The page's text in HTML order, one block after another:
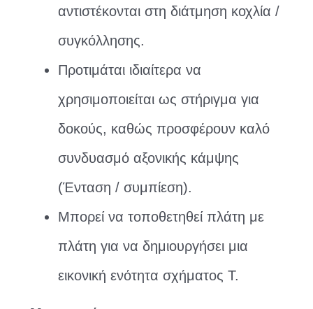
αντιστέκονται στη διάτμηση κοχλία /
συγκόλλησης.
Προτιμάται ιδιαίτερα να
χρησιμοποιείται ως στήριγμα για
δοκούς, καθώς προσφέρουν καλό
συνδυασμό αξονικής κάμψης
(Ένταση / συμπίεση).
Μπορεί να τοποθετηθεί πλάτη με
πλάτη για να δημιουργήσει μια
εικονική ενότητα σχήματος Τ.